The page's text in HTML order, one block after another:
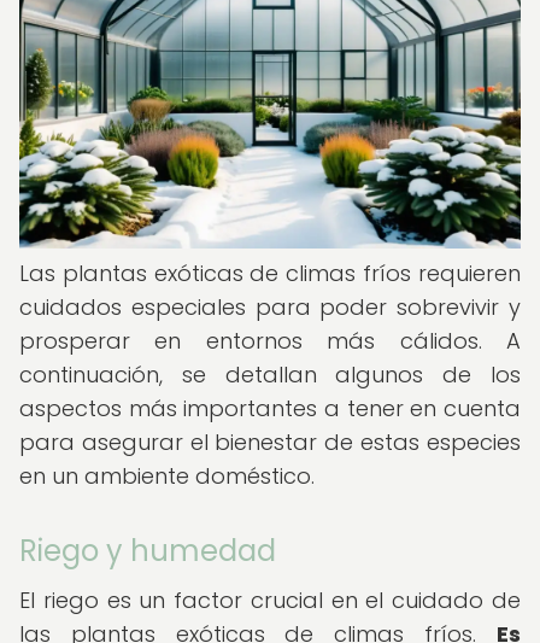
Las plantas exóticas de climas fríos requieren
cuidados especiales para poder sobrevivir y
prosperar en entornos más cálidos. A
continuación, se detallan algunos de los
aspectos más importantes a tener en cuenta
para asegurar el bienestar de estas especies
en un ambiente doméstico.
Riego y humedad
El riego es un factor crucial en el cuidado de
las plantas exóticas de climas fríos. Es